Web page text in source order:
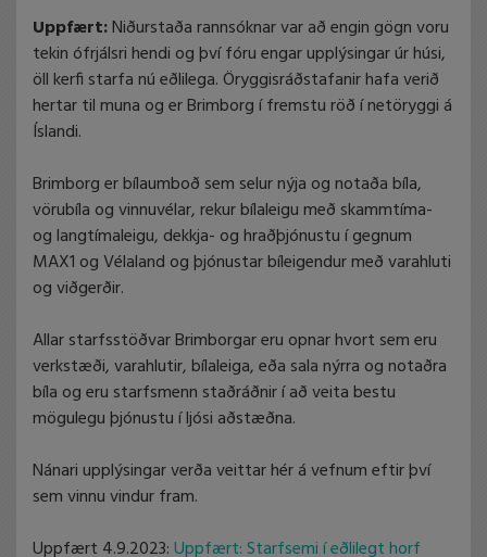
Uppfært:Niðurstaða rannsóknar var að engin gögn voru
tekin ófrjálsri hendi og því fóru engar upplýsingar úr húsi,
öll kerfi starfa nú eðlilega. Öryggisráðstafanir hafa verið
hertar til muna og er Brimborg í fremstu röð í netöryggi á
Íslandi.
Brimborg er bílaumboð sem selur nýja og notaða bíla,
vörubíla og vinnuvélar, rekur bílaleigu með skammtíma-
og langtímaleigu, dekkja- og hraðþjónustu í gegnum
MAX1 og Vélaland og þjónustar bíleigendur með varahluti
og viðgerðir.
Allar starfsstöðvar Brimborgar eru opnar hvort sem eru
verkstæði, varahlutir, bílaleiga, eða sala nýrra og notaðra
bíla og eru starfsmenn staðráðnir í að veita bestu
mögulegu þjónustu í ljósi aðstæðna.
Nánari upplýsingar verða veittar hér á vefnum eftir því
sem vinnu vindur fram.
Uppfært 4.9.2023:Uppfært: Starfsemi í eðlilegt horf